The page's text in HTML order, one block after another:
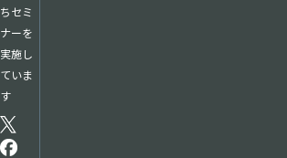
ちセミ
ナーを
実施し
ていま
す